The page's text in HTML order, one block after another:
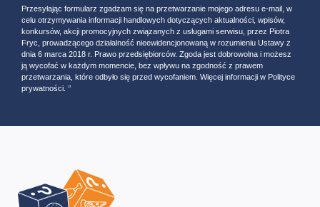
Przesyłając formularz zgadzam się na przetwarzanie mojego adresu e-mail, w
celu otrzymywania informacji handlowych dotyczących aktualności, wpisów,
konkursów, akcji promocyjnych związanych z usługami serwisu, przez Piotra
Fryc, prowadzącego działalność nieewidencjonowaną w rozumieniu Ustawy z
dnia 6 marca 2018 r. Prawo przedsiębiorców. Zgoda jest dobrowolna i możesz
ją wycofać w każdym momencie, bez wpływu na zgodność z prawem
przetwarzania, które odbyło się przed wycofaniem. Więcej informacji w Polityce
prywatności. ‘’